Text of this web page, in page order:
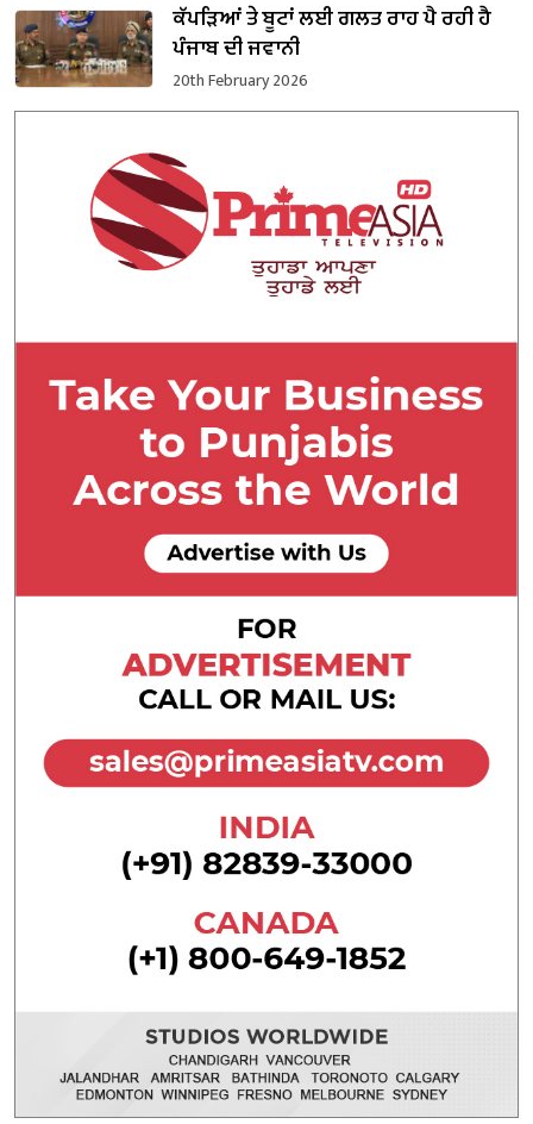
ਕੱਪੜਿਆਂ ਤੇ ਬੂਟਾਂ ਲਈ ਗਲਤ ਰਾਹ ਪੈ ਰਹੀ ਹੈ
ਪੰਜਾਬ ਦੀ ਜਵਾਨੀ
20th February 2026